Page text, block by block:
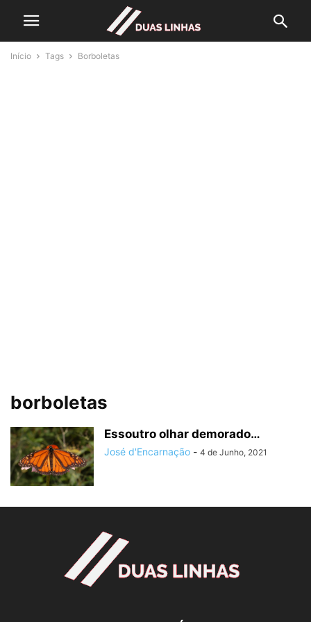
Início Tags Borboletas
borboletas
Essoutro olhar demorado…
José d'Encarnação - 4 de Junho, 2021